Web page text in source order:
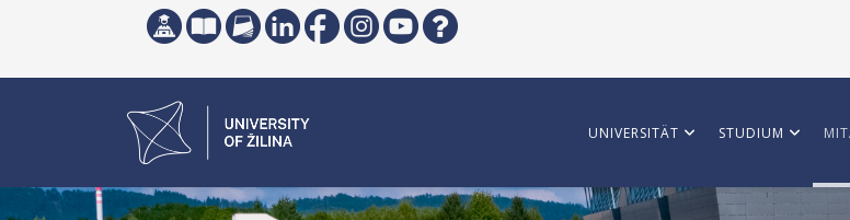
UNIVERSITÄT STUDIUM